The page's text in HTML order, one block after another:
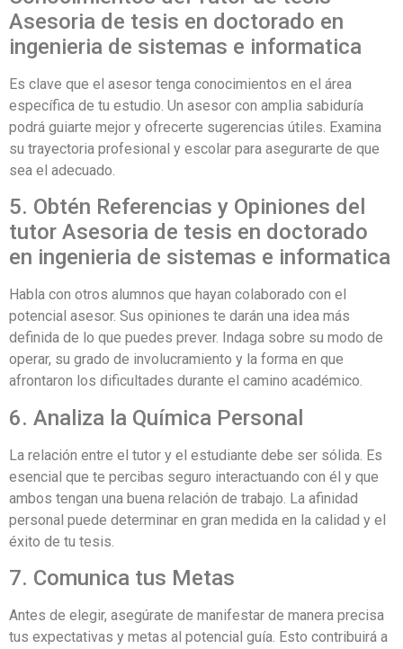
Asesoria de tesis en doctorado en
ingenieria de sistemas e informatica
Es clave que el asesor tenga conocimientos en el área
específica de tu estudio. Un asesor con amplia sabiduría
podrá guiarte mejor y ofrecerte sugerencias útiles. Examina
su trayectoria profesional y escolar para asegurarte de que
sea el adecuado.
5. Obtén Referencias y Opiniones del
tutor Asesoria de tesis en doctorado
en ingenieria de sistemas e informatica
Habla con otros alumnos que hayan colaborado con el
potencial asesor. Sus opiniones te darán una idea más
definida de lo que puedes prever. Indaga sobre su modo de
operar, su grado de involucramiento y la forma en que
afrontaron los dificultades durante el camino académico.
6. Analiza la Química Personal
La relación entre el tutor y el estudiante debe ser sólida. Es
esencial que te percibas seguro interactuando con él y que
ambos tengan una buena relación de trabajo. La afinidad
personal puede determinar en gran medida en la calidad y el
éxito de tu tesis.
7. Comunica tus Metas
Antes de elegir, asegúrate de manifestar de manera precisa
tus expectativas y metas al potencial guía. Esto contribuirá a